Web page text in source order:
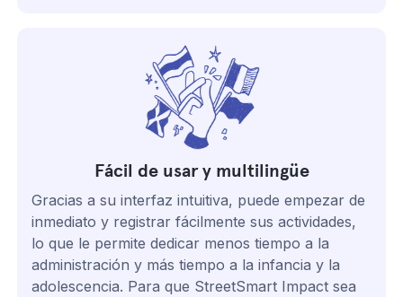
Fácil de usar y multilingüe
Gracias a su interfaz intuitiva, puede empezar de
inmediato y registrar fácilmente sus actividades,
lo que le permite dedicar menos tiempo a la
administración y más tiempo a la infancia y la
adolescencia. Para que StreetSmart Impact sea